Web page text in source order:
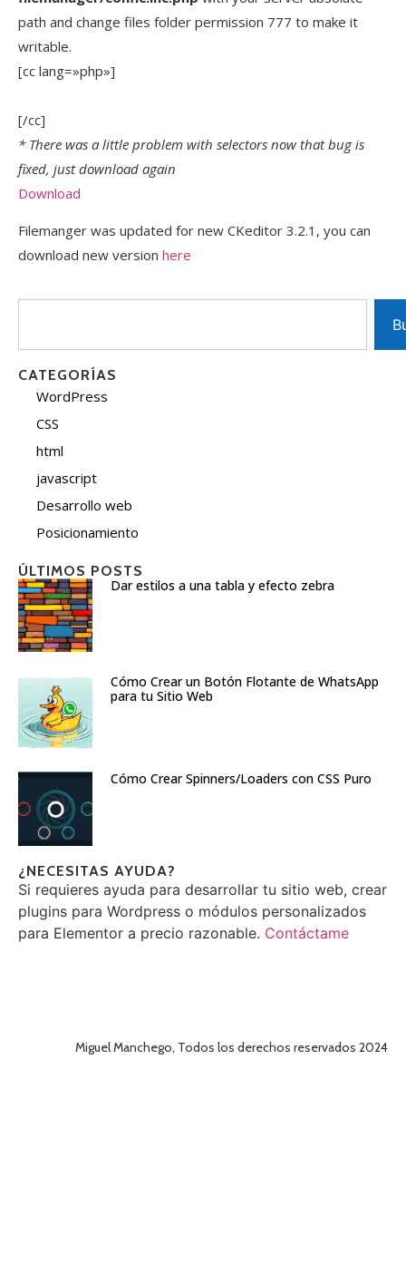
path and change files folder permission 777 to make it
writable.
[cc lang=»php»]
[/cc]
* There was a little problem with selectors now that bug is
fixed, just download again
Download
Filemanger was updated for new CKeditor 3.2.1, you can
download new version here
CATEGORÍAS
WordPress
CSS
html
javascript
Desarrollo web
Posicionamiento
ÚLTIMOS POSTS
Dar estilos a una tabla y efecto zebra
Cómo Crear un Botón Flotante de WhatsApp
para tu Sitio Web
Cómo Crear Spinners/Loaders con CSS Puro
¿NECESITAS AYUDA?
Si requieres ayuda para desarrollar tu sitio web, crear
plugins para Wordpress o módulos personalizados
para Elementor a precio razonable. Contáctame
Miguel Manchego, Todos los derechos reservados 2024